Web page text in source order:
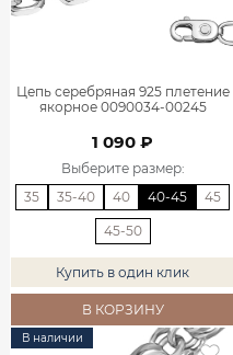
Цепь серебряная 925 плетение
якорное 0090034-00245
1 090 ₽
Выберите размер:
35
35-40 40 40-45 45
45-50
Купить в один клик
В КОРЗИНУ
В наличии